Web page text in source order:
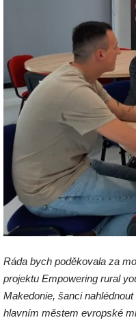
Ráda bych poděkovala za
projektu Empowering rural
Makedonie, šanci
hlavním městem evropské